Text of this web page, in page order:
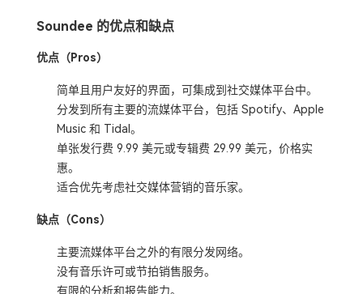
Soundee 的优点和缺点
优点（Pros）
简单且用户友好的界面，可集成到社交媒体平台中。
分发到所有主要的流媒体平台，包括 Spotify、Apple
Music 和 Tidal。
单张发行费 9.99 美元或专辑费 29.99 美元，价格实
惠。
适合优先考虑社交媒体营销的音乐家。
缺点（Cons）
主要流媒体平台之外的有限分发网络。
没有音乐许可或节拍销售服务。
有限的分析和报告能力。